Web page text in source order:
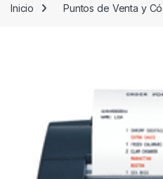
Inicio Puntos de Venta y